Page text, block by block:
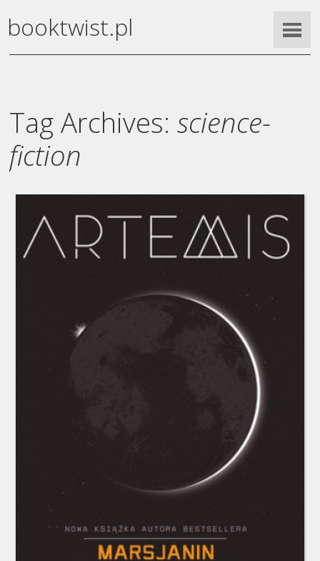
booktwist.pl
Tag Archives:science-
fiction